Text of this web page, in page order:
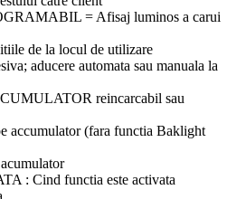
= Afisaj luminos a carui
de la locul de utilizare
aducere automata sau manuala la
reincarcabil sau
accumulator (fara functia Baklight
: Cind functia este activata